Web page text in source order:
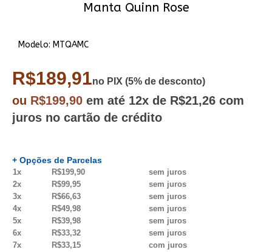
Manta Quinn Rose
Modelo: MTQAMC
R$189,91no PIX (5% de desconto)
ou R$199,90 em até 12x de R$21,26 com
juros no cartão de crédito
+ Opções de Parcelas
1x R$199,90
sem juros
2x
R$99,95
sem juros
3x
R$66,63
sem juros
4x
R$49,98
sem juros
5x
R$39,98
sem juros
6x
R$33,32
sem juros
7x
R$33,15
com juros